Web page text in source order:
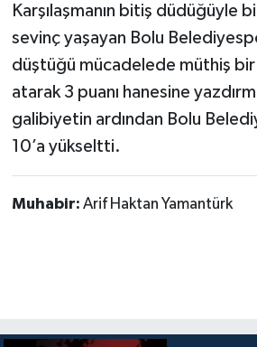
Karşılaşmanın bitiş düdüğüyle
sevinç yaşayan Bolu
düştüğü mücadelede müthiş
atarak 3 puanı hanesine
galibiyetin ardından Bolu
10’a yükseltti.
Muhabir: Arif Haktan Yamantürk